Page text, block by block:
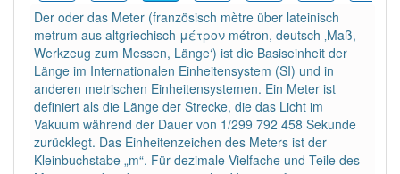
DER:72Ausnahmen
Beispiele
DIE:0
DAS: 224
PowerIndex: 57
Der oder das Meter (französisch mètre über lateinisch
metrum aus altgriechisch μέτρον métron, deutsch ‚Maß,
Werkzeug zum Messen, Länge‘) ist die Basiseinheit der
Länge im Internationalen Einheitensystem (SI) und in
anderen metrischen Einheitensystemen. Ein Meter ist
definiert als die Länge der Strecke, die das Licht im
Vakuum während der Dauer von 1/299 792 458 Sekunde
zurücklegt. Das Einheitenzeichen des Meters ist der
Kleinbuchstabe „m“. Für dezimale Vielfache und Teile des